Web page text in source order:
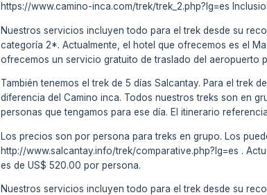
https://www.camino-inca.com/trek/trek_2.php?lg=es
Nuestros servicios incluyen todo para el trek desde su
categoría 2*. Actualmente, el hotel que ofrecemos es el
ofrecemos un servicio gratuito de traslado del aeropuerto
También tenemos el trek de 5 días Salcantay. Para el trek
diferencia del Camino inca. Todos nuestros treks son en
personas que tengamos para ese día. El itinerario
Los precios son por persona para treks en grupo. Los
http://www.salcantay.info/trek/comparative.php?lg=es .
es de US$ 520.00 por persona.
Nuestros servicios incluyen todo para el trek desde su